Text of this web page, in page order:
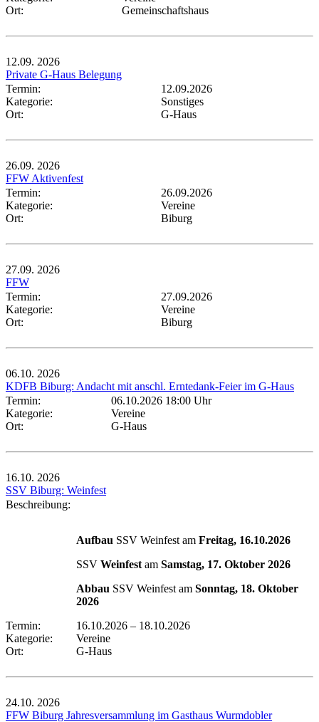
Ort:
Gemeinschaftshaus
12.09. 2026
Private G-Haus Belegung
Termin:
12.09.2026
Kategorie:
Sonstiges
Ort:
G-Haus
26.09. 2026
FFW Aktivenfest
Termin:
26.09.2026
Kategorie:
Vereine
Ort:
Biburg
27.09. 2026
FFW
Termin:
27.09.2026
Kategorie:
Vereine
Ort:
Biburg
06.10. 2026
KDFB Biburg: Andacht mit anschl. Erntedank-Feier im G-Haus
Termin:
06.10.2026 18:00 Uhr
Kategorie:
Vereine
Ort:
G-Haus
16.10. 2026
SSV Biburg: Weinfest
Beschreibung:
Aufbau SSV Weinfest am Freitag, 16.10.2026
SSV Weinfest am Samstag, 17. Oktober 2026
Abbau SSV Weinfest am Sonntag, 18. Oktober
2026
Termin:
16.10.2026 – 18.10.2026
Kategorie:
Vereine
Ort:
G-Haus
24.10. 2026
FFW Biburg Jahresversammlung im Gasthaus Wurmdobler